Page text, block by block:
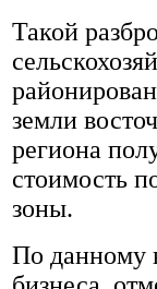
Такой
земли
региона
стоимость
зоны.
По данному